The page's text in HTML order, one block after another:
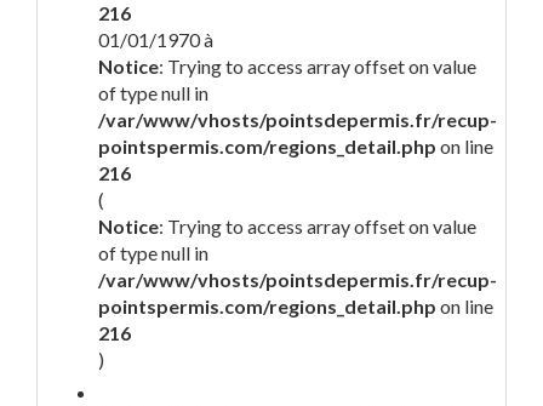
216
01/01/1970 à
Notice: Trying to access array offset on value
of type null in
/var/www/vhosts/pointsdepermis.fr/recup-
pointspermis.com/regions_detail.php on line
216
(
Notice: Trying to access array offset on value
of type null in
/var/www/vhosts/pointsdepermis.fr/recup-
pointspermis.com/regions_detail.php on line
216
)